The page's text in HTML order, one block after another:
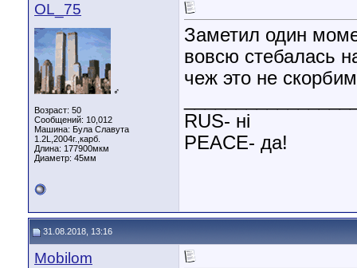
OL_75
♂
Возраст: 50
Сообщений: 10,012
Машина: Була Славута
1.2L,2004г.,карб.
Длина: 177900мкм
Диаметр: 45мм
Заметил один
вовсю стебалась
чеж это не
RUS- ні
PEACE- да!
31.08.2018, 13:16
Mobilom